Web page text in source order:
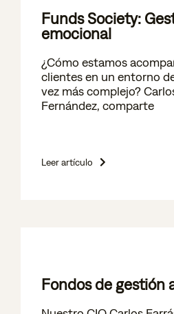
Funds Society:
emocional
¿Cómo estamos
clientes en un entorno
vez más complejo?
Fernández, comparte
Leer artículo
Fondos de gestión